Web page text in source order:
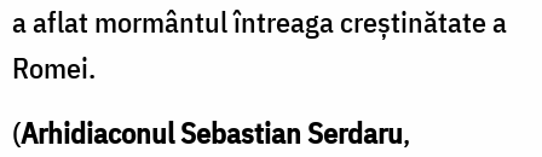
a aflat mormântul întreaga creştinătate a
Romei.
(Arhidiaconul Sebastian Serdaru,